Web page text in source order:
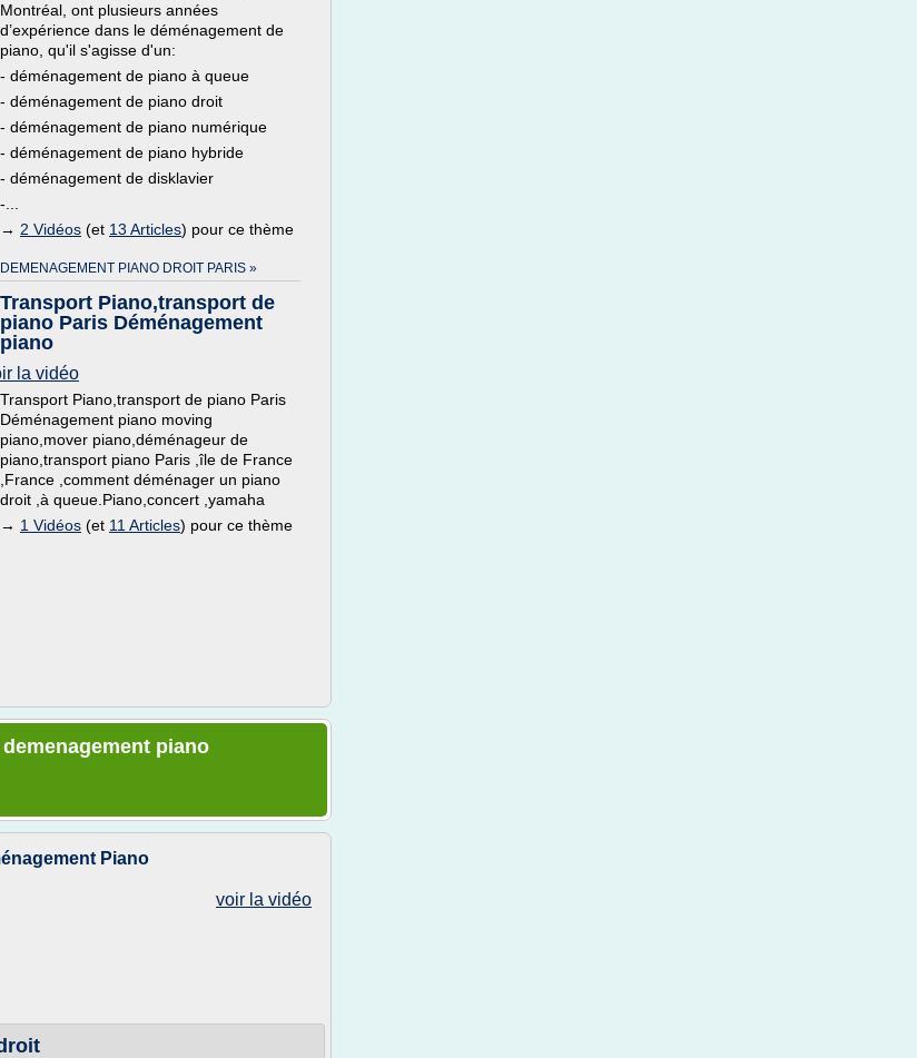
Montréal, ont plusieurs années
d’expérience dans le déménagement de
piano, qu'il s'agisse d'un:
- déménagement de piano à queue
- déménagement de piano droit
- déménagement de piano numérique
- déménagement de piano hybride
- déménagement de disklavier
-...
→ 2 Vidéos (et 13 Articles) pour ce thème
DEMENAGEMENT PIANO DROIT PARIS »
Transport Piano,transport de
piano Paris Déménagement
piano
la vidéo
Transport Piano,transport de piano Paris
Déménagement piano moving
piano,mover piano,déménageur de
piano,transport piano Paris ,île de France
,France ,comment déménager un piano
droit ,à queue.Piano,concert ,yamaha
→ 1 Vidéos (et 11 Articles) pour ce thème
piano
Piano
voir la vidéo